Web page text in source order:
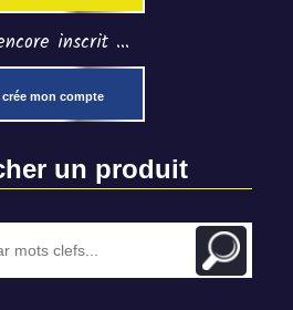
inscrit ...
crée mon compte
un produit